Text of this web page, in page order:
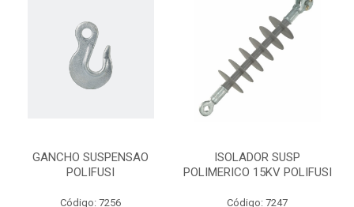
GANCHO SUSPENSAO
POLIFUSI
Código: 7256
ISOLADOR SUSP
POLIMERICO 15KV POLIFUSI
Código: 7247